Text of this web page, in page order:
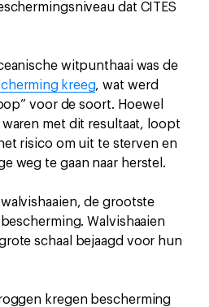
dat CITES
witpunthaai was de
kreeg, wat werd
voor de soort. Hoewel
met dit resultaat, loopt
risico om uit te sterven en
weg te gaan naar herstel.
de grootste
Walvishaaien
schaal bejaagd voor hun
kregen bescherming